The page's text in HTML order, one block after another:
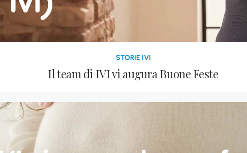
STORIE IVI
Il team di IVI vi augura Buone Feste